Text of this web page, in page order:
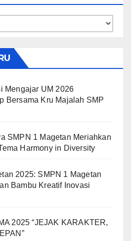
Mengajar UM 2026
Bersama Kru Majalah SMP
SMPN 1 Magetan Meriahkan
Harmony in Diversity
2025: SMPN 1 Magetan
Bambu Kreatif Inovasi
2025 “JEJAK KARAKTER,